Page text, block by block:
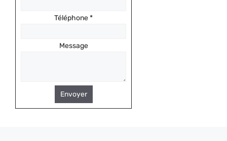
Téléphone*
Message
Envoyer